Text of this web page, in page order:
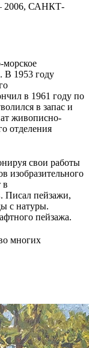
САНКТ-
морское
В 1953 году
в 1961 году по
в запас и
живописно-
отделения
свои работы
изобразительного
в
Писал пейзажи,
с натуры.
пейзажа.
многих